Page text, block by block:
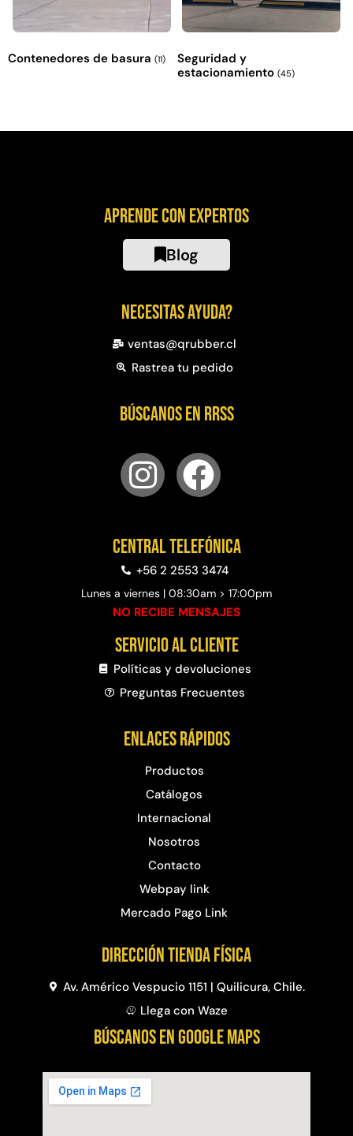
Contenedores de basura (11)
Seguridad y
estacionamiento (45)
Aprende con expertos
Blog
Necesitas ayuda?
ventas@qrubber.cl
Rastrea tu pedido
Búscanos en RRSS
Central telefónica
+56 2 2553 3474
Lunes a viernes | 08:30am > 17:00pm
NO RECIBE MENSAJES
Servicio al cliente
Políticas y devoluciones
Preguntas Frecuentes​
Enlaces rápidos
Productos
Catálogos
Internacional
Nosotros
Contacto
Webpay link
Mercado Pago Link
Dirección Tienda física
Av. Américo Vespucio 1151 | Quilicura, Chile.
Llega con Waze
BÚSCANOS EN GOOGLE MAPS